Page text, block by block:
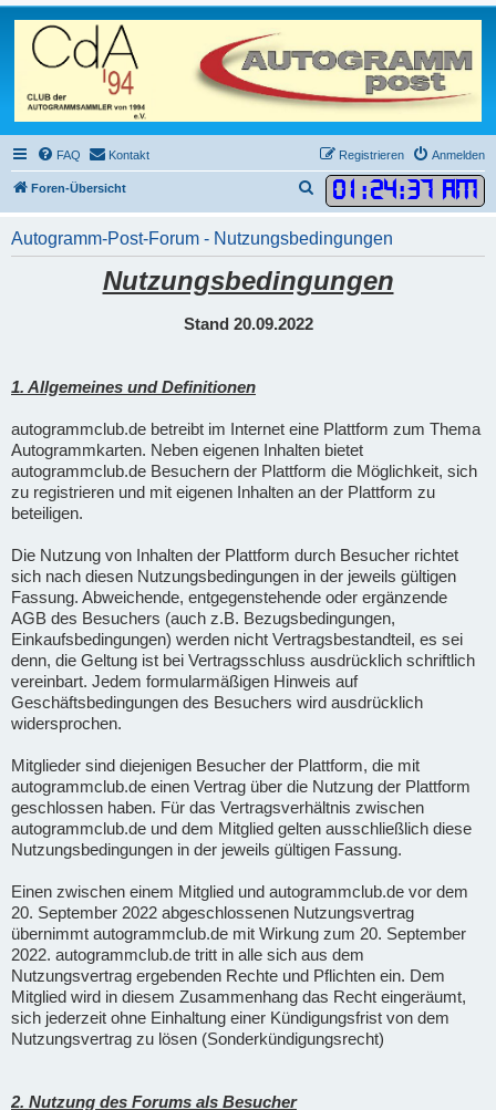
FAQ Kontakt Anmelden
Registrieren
Foren-Übersicht 01 :24:37 AM
u
c
e
Autogramm-Post-Forum - Nutzungsbedingungen
Nutzungsbedingungen
Stand 20.09.2022
1. Allgemeines und Definitionen
autogrammclub.de betreibt im Internet eine Plattform zum Thema
Autogrammkarten. Neben eigenen Inhalten bietet
autogrammclub.de Besuchern der Plattform die Möglichkeit, sich
zu registrieren und mit eigenen Inhalten an der Plattform zu
beteiligen.
Die Nutzung von Inhalten der Plattform durch Besucher richtet
sich nach diesen Nutzungsbedingungen in der jeweils gültigen
Fassung. Abweichende, entgegenstehende oder ergänzende
AGB des Besuchers (auch z.B. Bezugsbedingungen,
Einkaufsbedingungen) werden nicht Vertragsbestandteil, es sei
denn, die Geltung ist bei Vertragsschluss ausdrücklich schriftlich
vereinbart. Jedem formularmäßigen Hinweis auf
Geschäftsbedingungen des Besuchers wird ausdrücklich
widersprochen.
Mitglieder sind diejenigen Besucher der Plattform, die mit
autogrammclub.de einen Vertrag über die Nutzung der Plattform
geschlossen haben. Für das Vertragsverhältnis zwischen
autogrammclub.de und dem Mitglied gelten ausschließlich diese
Nutzungsbedingungen in der jeweils gültigen Fassung.
Einen zwischen einem Mitglied und autogrammclub.de vor dem
20. September 2022 abgeschlossenen Nutzungsvertrag
übernimmt autogrammclub.de mit Wirkung zum 20. September
2022. autogrammclub.de tritt in alle sich aus dem
Nutzungsvertrag ergebenden Rechte und Pflichten ein. Dem
Mitglied wird in diesem Zusammenhang das Recht eingeräumt,
sich jederzeit ohne Einhaltung einer Kündigungsfrist von dem
Nutzungsvertrag zu lösen (Sonderkündigungsrecht)
2. Nutzung des Forums als Besucher